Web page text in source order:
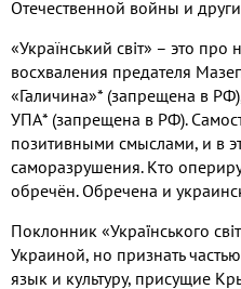
Отечественной войны и
«Украïнський свiт» – это про
восхваления предателя
«Галичина»* (запрещена в РФ
УПА* (запрещена в РФ).
позитивными смыслами, и в
саморазрушения. Кто
обречён.Обречена и
Поклонник «Українського свi
Украиной, но признать
язык и культуру, присущие